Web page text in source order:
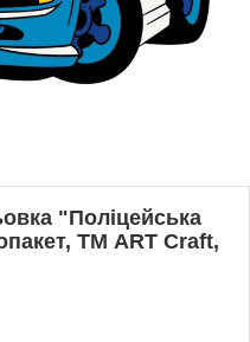
"Поліцейська
ТМ ART Craft,